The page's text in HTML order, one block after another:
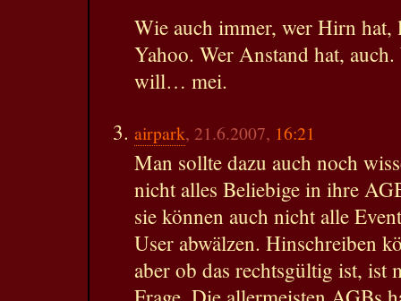
Wie auch immer, wer Hirn hat,
Yahoo. Wer Anstand hat,
will… mei.
airpark, 21.6.2007, 16:21
Man sollte dazu auch noch
nicht alles Beliebige in ihre
sie können auch nicht alle
User abwälzen. Hinschreiben
aber ob das rechtsgültig ist, ist